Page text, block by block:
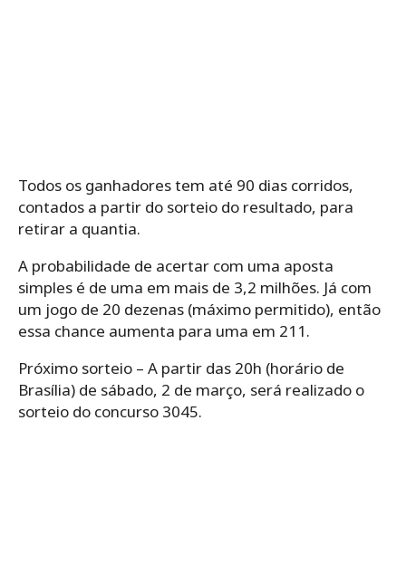
Todos os ganhadores tem até 90 dias corridos,
contados a partir do sorteio do resultado, para
retirar a quantia.
A probabilidade de acertar com uma aposta
simples é de uma em mais de 3,2 milhões. Já com
um jogo de 20 dezenas (máximo permitido), então
essa chance aumenta para uma em 211.
Próximo sorteio – A partir das 20h (horário de
Brasília) de sábado, 2 de março, será realizado o
sorteio do concurso 3045.